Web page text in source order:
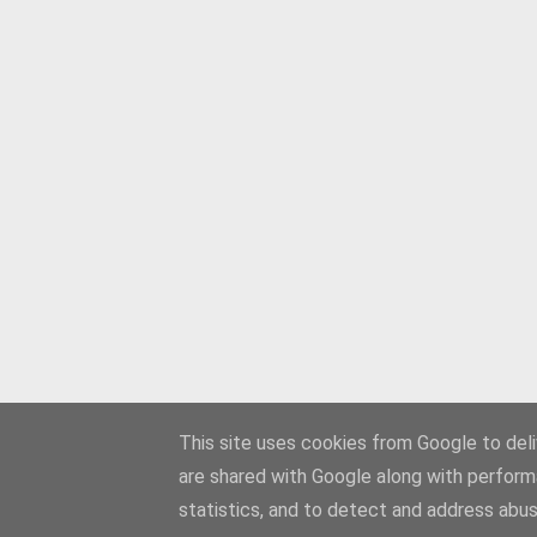
This site uses cookies from Google to
are shared with Google along with
statistics, and to detect and address